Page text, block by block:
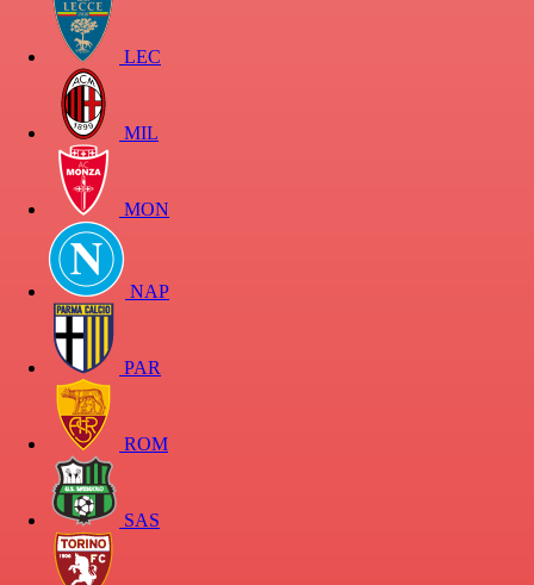
LEC
MIL
MON
NAP
PAR
ROM
SAS